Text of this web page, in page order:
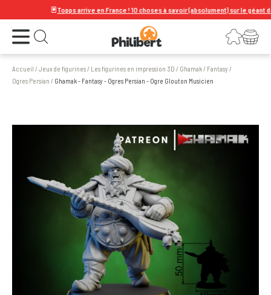
Topps arrive en France ! 10 choses à savoir (absolument) sur le géant de
Ouvrir le menu Ouvrir la recherche Connexion
Votre panier
Accueil /Jeux de figurines/ Les figurines en impression 3D / Ghamak/ Fantasy/
Ogres Persian / Ghamak - Fantasy - Ogres Persian - Ogre Glouton Musicien